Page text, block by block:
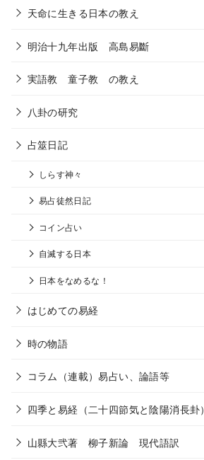
天命に生きる日本の教え
明治十九年出版 高島易斷
実語教 童子教 の教え
八卦の研究
占筮日記
しらす神々
易占徒然日記
コイン占い
自滅する日本
日本をなめるな！
はじめての易経
時の物語
コラム（連載）易占い、論語等
四季と易経（二十四節気と陰陽消長卦）
山縣大弐著 柳子新論 現代語訳